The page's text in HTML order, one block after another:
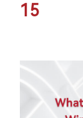
15